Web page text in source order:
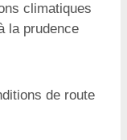
climatiques
la prudence
de route